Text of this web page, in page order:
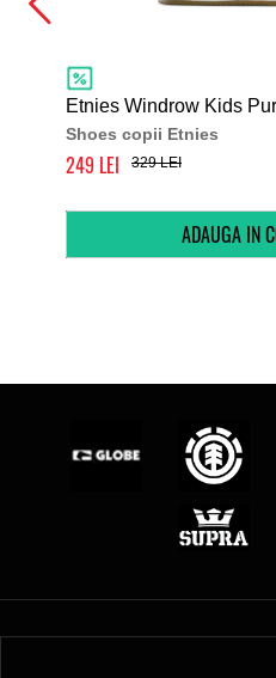
Etnies Windrow Kids
Shoes copii Etnies
249 329